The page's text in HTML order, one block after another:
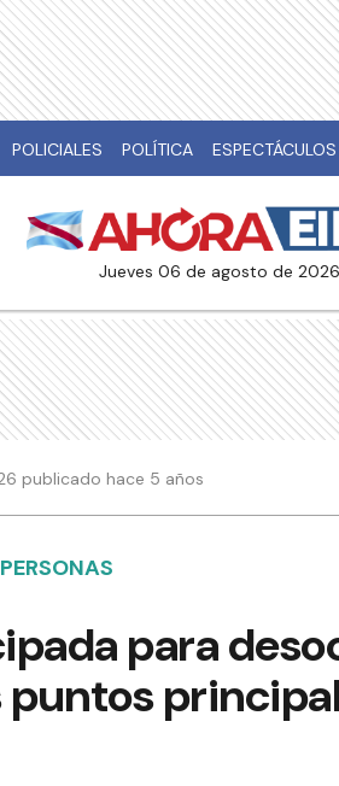
POLICIALES POLÍTICA ESPECTÁCULOS
jueves 06 de agosto de 2026
publicado hace 5 años
para